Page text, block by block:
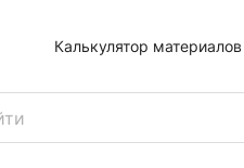
Калькулятор материалов